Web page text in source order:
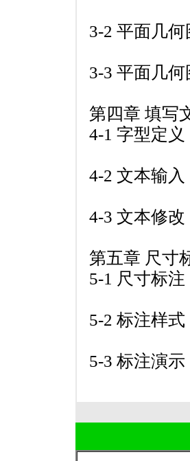
3-2 平面几
3-3 平面几
第四章 填写
4-1 字型定义
4-2 文本输入
4-3 文本修改
第五章 尺寸
5-1 尺寸标注
5-2 标注样式
5-3 标注演示